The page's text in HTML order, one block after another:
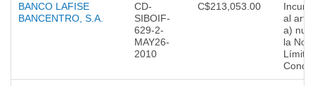
BANCO LAFISE
BANCENTRO, S.A.
CD-
SIBOIF-
629-2-
MAY26-
2010
C$213,053.00
al
a)
la